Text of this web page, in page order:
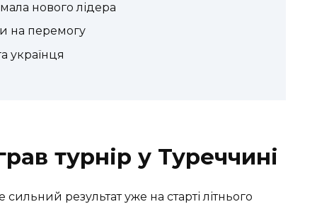
нового лідера
на перемогу
українця
турнір у Туреччині
результат уже на старті літнього